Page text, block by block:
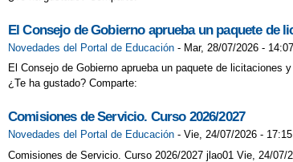
El Consejo de Gobierno aprueba un paquete de
Novedades del Portal de Educación - Mar, 28/07/2026 - 14:07
El Consejo de Gobierno aprueba un paquete de
¿Te ha gustado? Comparte:
Comisiones de Servicio. Curso 2026/2027
Novedades del Portal de Educación - Vie, 24/07/2026 - 17:15
Comisiones de Servicio. Curso 2026/2027 jlao01 Vie, 24/07/